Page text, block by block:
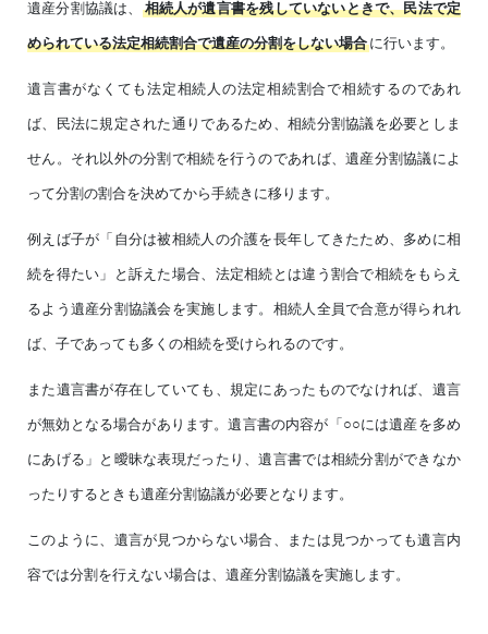
遺産分割協議は、
相続人が遺言書を残していないときで、民法で定
められている法定相続割合で遺産の分割をしない場合に行います。
遺言書がなくても法定相続人の法定相続割合で相続するのであれ
ば、民法に規定された通りであるため、相続分割協議を必要としま
せん。それ以外の分割で相続を行うのであれば、遺産分割協議によ
って分割の割合を決めてから手続きに移ります。
例えば子が「自分は被相続人の介護を長年してきたため、多めに相
続を得たい」と訴えた場合、法定相続とは違う割合で相続をもらえ
るよう遺産分割協議会を実施します。相続人全員で合意が得られれ
ば、子であっても多くの相続を受けられるのです。
また遺言書が存在していても、規定にあったものでなければ、遺言
が無効となる場合があります。遺言書の内容が「○○には遺産を多め
にあげる」と曖昧な表現だったり、遺言書では相続分割ができなか
ったりするときも遺産分割協議が必要となります。
このように、遺言が見つからない場合、または見つかっても遺言内
容では分割を行えない場合は、遺産分割協議を実施します。